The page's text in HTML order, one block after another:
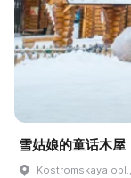
雪姑娘的童话木屋
Kostromskaya